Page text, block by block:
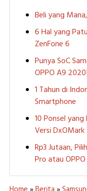
Beli yang
6 Hal yang
ZenFone 6
Punya SoC
OPPO A9
1 Tahun di
Smartphone
10 Ponsel
Versi DxOMark
Rp3 Jutaan,
Pro atau